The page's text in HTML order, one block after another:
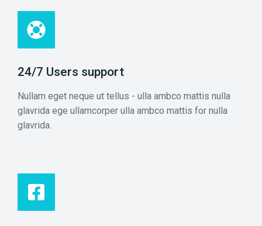
24/7 Users support
Nullam eget neque ut tellus - ulla ambco mattis nulla
glavrida ege ullamcorper ulla ambco mattis for nulla
glavrida.​